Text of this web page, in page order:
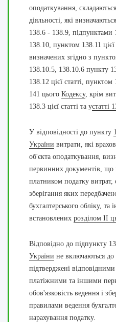
оподаткування,
діяльності, які
138.6 - 138.9,
138.10, пунктом 138.11 цієї
визначених згідно з
138.10.5, 138.10.6 пункту
138.12 цієї статті, пунктом
141 цього Кодексу, крім
138.3 цієї статті та устатті
У відповідності до пункту
України витрати, які
об'єкта оподаткування,
первинних документів, що
платником податку витрат,
зберігання яких
бухгалтерського обліку, та
встановлених розділом II
Відповідно до підпункту
України не включаються до
підтверджені
платіжними та іншими
обов'язковість ведення і
правилами ведення
нарахування податку.